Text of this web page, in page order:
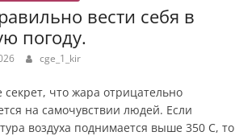
вести себя в
погоду.
cge_1_kir
что жара отрицательно
на самочувствии людей. Если
воздуха поднимается выше 350 С, то